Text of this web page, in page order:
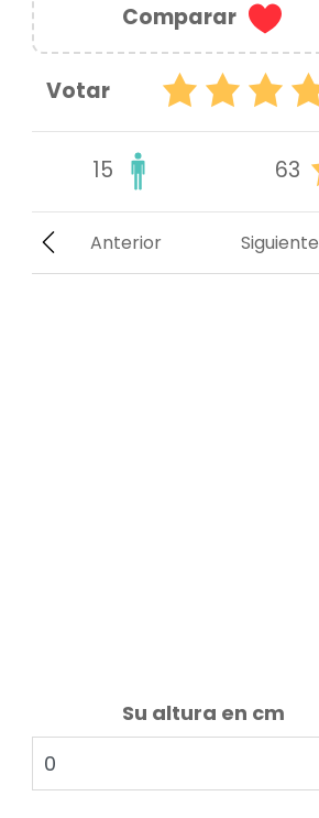
Comparar
Votar
15 63
Siguiente
Anterior
Su altura en cm